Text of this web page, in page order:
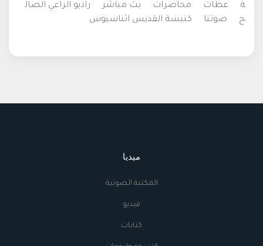
ة
عظات محاضرات بث مباشر
راديو الراعي الصال
ح
صوتنا كنيسة القديس اثناسيوس
ميديا
المكتبة الصوتية
فيديو
كتابات